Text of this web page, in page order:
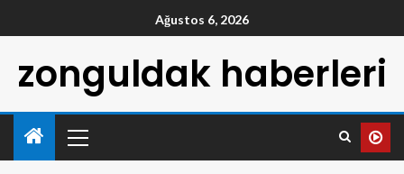
Ağustos 6, 2026
zonguldak haberleri